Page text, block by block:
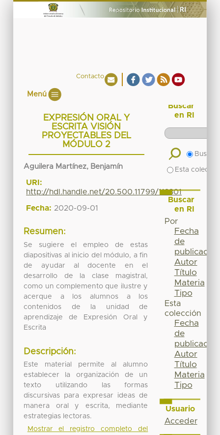
Contacto
Menú
EXPRESIÓN ORAL Y
ESCRITA VISIÓN
PROYECTABLES DEL
MÓDULO 2
Aguilera Martínez, Benjamín
URI:
http://hdl.handle.net/20.500.11799/112301
Fecha: 2020-09-01
Resumen:
Se sugiere el empleo de estas
diapositivas al inicio del módulo, a fin
de ayudar al docente en el
desarrollo de la clase magistral,
como un complemento que ilustre y
acerque a los alumnos a los
contenidos de la unidad de
aprendizaje de Expresión Oral y
Escrita
Descripción:
Este material permite al alumno
establecer la organización de un
texto utilizando las formas
discursivas para expresar ideas de
manera oral y escrita, mediante
estrategias lectoras.
Mostrar el registro completo del
Buscar
en RI
Buscar
Esta
Buscar
en RI
Por
Fecha
de
publicación
Autor
Título
Materia
Tipo
Esta
colección
Fecha
de
publicación
Autor
Título
Materia
Tipo
Usuario
Acceder